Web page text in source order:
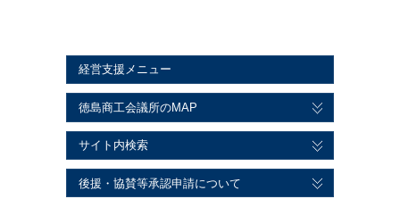
経営支援メニュー
徳島商工会議所のMAP
サイト内検索
後援・協賛等承認申請について